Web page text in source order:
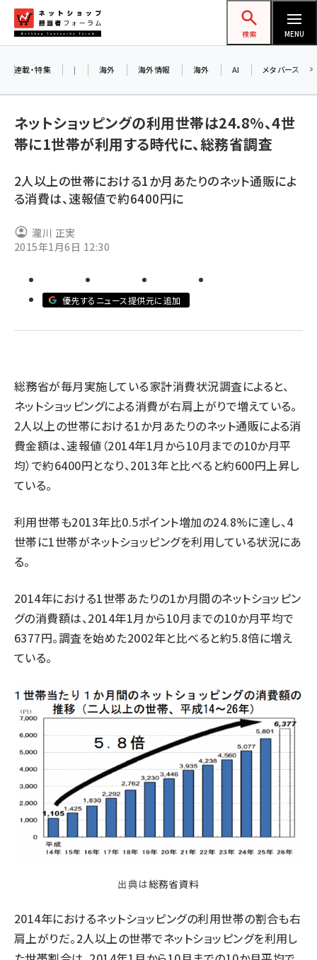
ン
ネットショップ担当者フォーラム
検索 MENU
yahoo (1894)
ecbeing (1203)
base (1068)
連載・特集 | 海外 海外情報 海外 AI メタバース
ネットショッピングの利用世帯は24.8%、4世
帯に1世帯が利用する時代に、総務省調査
2人以上の世帯における1か月あたりのネット通販によ
る消費は、速報値で約6400円に
瀧川 正実
2015年1月6日 12:30
優先するニュース提供元に追加
総務省が毎月実施している家計消費状況調査によると、
ネットショッピングによる消費が右肩上がりで増えている。
2人以上の世帯における1か月あたりのネット通販による消
費金額は、速報値（2014年1月から10月までの10か月平
均）で約6400円となり、2013年と比べると約600円上昇し
ている。
利用世帯も2013年比0.5ポイント増加の24.8%に達し、4
世帯に1世帯がネットショッピングを利用している状況にあ
る。
2014年における1世帯あたりの1か月間のネットショッピン
グの消費額は、2014年1月から10月までの10か月平均で
6377円。調査を始めた2002年と比べると約5.8倍に増え
ている。
出典は総務省資料
2014年におけるネットショッピングの利用世帯の割合も右
肩上がりだ。2人以上の世帯でネットショッピングを利用し
お